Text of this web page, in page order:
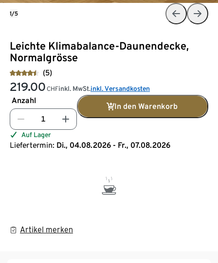
Leichte Klimabalance-Daunendecke,
Normalgrösse
(5)
219.00 CHFinkl. MwSt.inkl. Versandkosten
Anzahl
In den Warenkorb
Auf Lager
Liefertermin: Di., 04.08.2026 - Fr., 07.08.2026
Artikel merken
1/5